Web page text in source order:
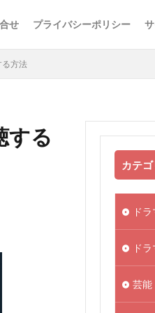
せ プライバシーポリシー
る方法
する
カテゴ
ド
ド
芸能